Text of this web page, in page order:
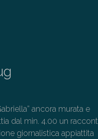
ancora murata e
dal min. 4.00 un
giornalistica appiattita